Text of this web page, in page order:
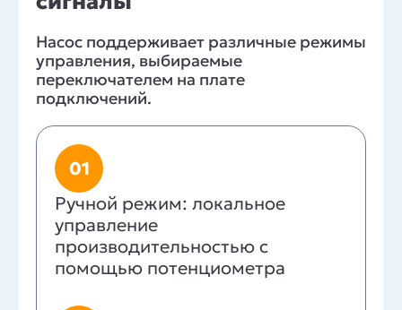
Насос поддерживает различные режимы
управления, выбираемые
переключателем на плате
подключений.
01
Ручной режим: локальное
управление
производительностью с
помощью потенциометра